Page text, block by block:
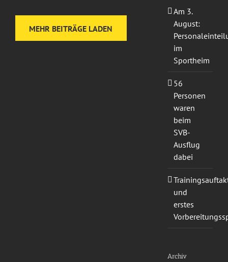
MEHR BEITRÄGE LADEN
Am 3.
August:
im
Sportheim
56
Personen
waren
beim
SVB-
Ausflug
dabei
und
erstes
Archiv